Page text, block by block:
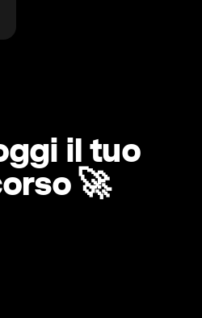
il tuo
🚀